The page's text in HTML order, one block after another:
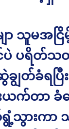
ျာ သူမအ
ပဲ ပရိတ်သ
ျွတ်ခံရပြီ
က်တာ ခံန
ားကာ